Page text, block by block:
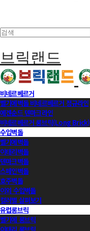
브릭랜드
비네르베르거
벨기에벽돌 비네르베르거 정규라인
에겐순드 덴마크라인
비네르베르거 롱브릭(Long Brick)
수입벽돌
벨기에벽돌
이태리벽돌
덴마크벽돌
스페인벽돌
호주벽돌
이외 수입벽돌
컬러별 살펴보기
유럽롱브릭
벨기에 롱브릭